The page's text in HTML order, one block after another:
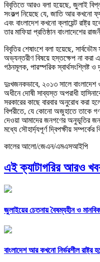
বিবৃতিতে আরও বলা হয়েছে, জুলাই
সংকল্প নিয়েছে যে, জাতি আর কখনো
এবং বাংলাদেশ কখনো ক্লায়েন্ট রাষ্ট্র
তার মাফিয়া প্রতিষ্ঠান বাংলাদেশের
বিবৃতির শেষাংশে বলা হয়েছে,
অভ্যন্তরীণ বিষয়ে হস্তক্ষেপ না করা
গঠনমূলক, পারস্পরিক স্বার্থসংশ্লিষ্ট ও
দুঃখজনকভাবে, ২০১৩ সালে বাংলাদেশ
অধীনে দোষী সাব্যস্ত অপরাধী
সরকারের কাছে বারবার অনুরোধ করা
বিপরীতে, যে কোনো অজুহাতে তাকে
দেওয়া আমাদের জনগণের অনুভূতির
মধ্যে সৌহার্দ্যপূর্ণ দ্বিপক্ষীয়
কালের আলো/জেএন/এমএসআইপি
এই ক্যাটাগরির আরও
জুলাইয়ের চেতনায় বৈষম্যহীন ও
বাংলাদেশ আর কখনো নির্ভরশীল রাষ্ট্র